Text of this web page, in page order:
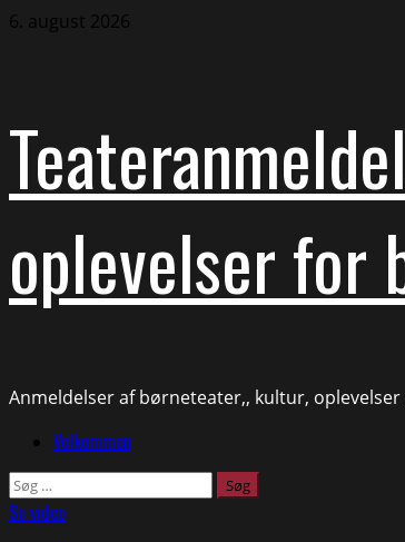
Skip
6. august 2026
oplevelser for
Anmeldelser af børneteater,, kultur,
PrimaryVelkommen
Søg
efter:
Se video